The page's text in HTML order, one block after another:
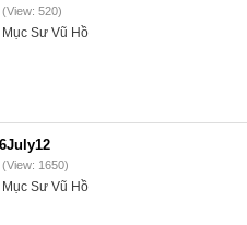
(View: 520)
Mục Sư Vũ Hồ
(View: 1650)
Mục Sư Vũ Hồ